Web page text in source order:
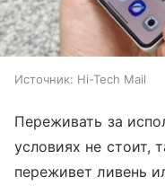
Источник: Hi-Tech Mail
Переживать за
условиях не стоит,
переживет ливень